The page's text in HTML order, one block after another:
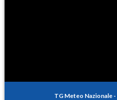
TG Meteo Nazionale -